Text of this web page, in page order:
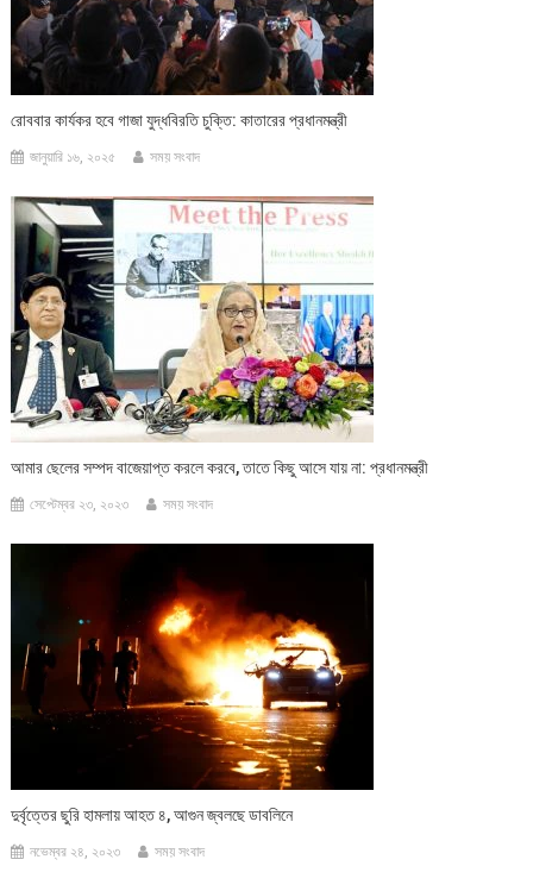
রোববার কার্যকর হবে গাজা যুদ্ধবিরতি চুক্তি: কাতারের প্রধানমন্ত্রী
জানুয়ারি ১৬, ২০২৫ সময় সংবাদ
আমার ছেলের সম্পদ বাজেয়াপ্ত করলে করবে, তাতে কিছু আসে যায় না: প্রধানমন্ত্রী
সেপ্টেম্বর ২৩, ২০২৩ সময় সংবাদ
দুর্বৃত্তের ছুরি হামলায় আহত ৪, আগুন জ্বলছে ডাবলিনে
নভেম্বর ২৪, ২০২৩ সময় সংবাদ